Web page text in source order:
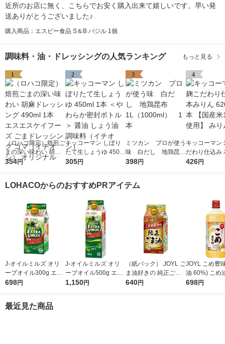
近所のお店に無く、こちらでお安く購入出来て嬉しいです。早い発
送ありがとうございました♪
購入商品：エスビー食品 S＆B バジル 1個
調味料・油・ドレッシングの人気ランキング もっと見る
1
（ロハコ限定）焙煎ご
まの深い味わい 胡麻
ドレッシング 490ml 1
ゴマ（イチオシ） オ
354円
2
キッコーマン しぼり
たて生しょうゆ 450m
l 1本 ＜やわらか密封
シ）
305円
3
ミツカン プロが使う
味 白だし 地鶏昆
布 1L（1000ml）
398円
4
キッコーマン
だわり仕込み
ん 620ml 1本
426円
LOHACOからのおすすめPRアイテム
J-オイルミルズ オリ
ーブオイル300g エキ
ストラバージン スペ
L
698円
J-オイルミルズ オリ
ーブオイル500g エキ
ストラバージン スペ
1,150円
（紙パック） JOYL ご
ま油好きの 純正ごま
油 300g 1本 味の素 J-
640円
JOYL こめ豊
油 60%) こめ油 ブレ
ンド 味の素
698円
最近見た商品